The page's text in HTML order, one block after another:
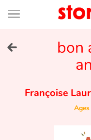
Connexion
Bibliothèque
de
page
Try for free
bon
Françoise